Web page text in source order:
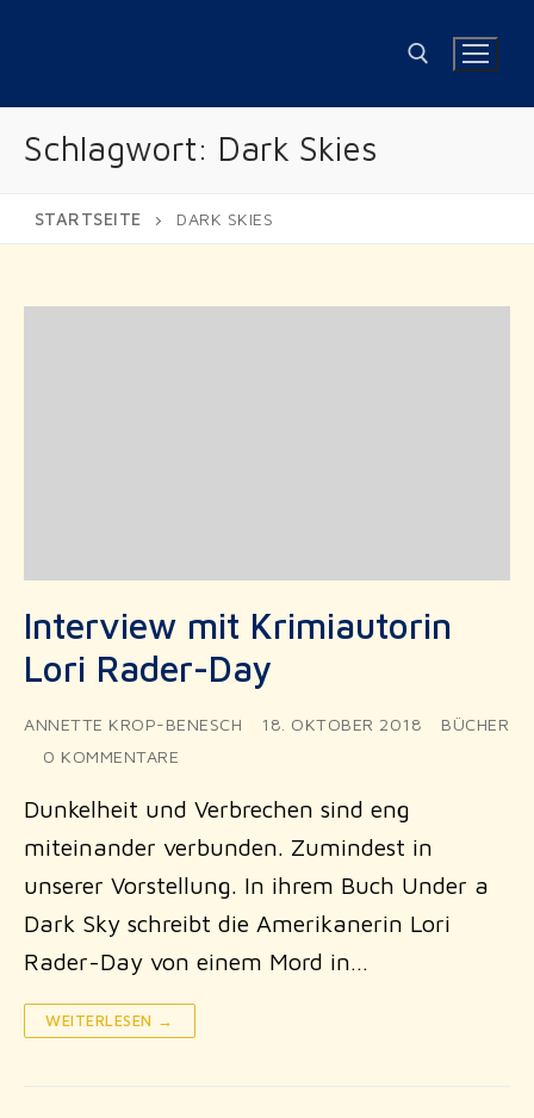
Schlagwort: Dark Skies
STARTSEITE DARK SKIES
Interview mit Krimiautorin
Lori Rader-Day
ANNETTE KROP-BENESCH 18. OKTOBER 2018
BÜCHER
0 KOMMENTARE
Dunkelheit und Verbrechen sind eng
miteinander verbunden. Zumindest in
unserer Vorstellung. In ihrem Buch Under a
Dark Sky schreibt die Amerikanerin Lori
Rader-Day von einem Mord in…
WEITERLESEN →